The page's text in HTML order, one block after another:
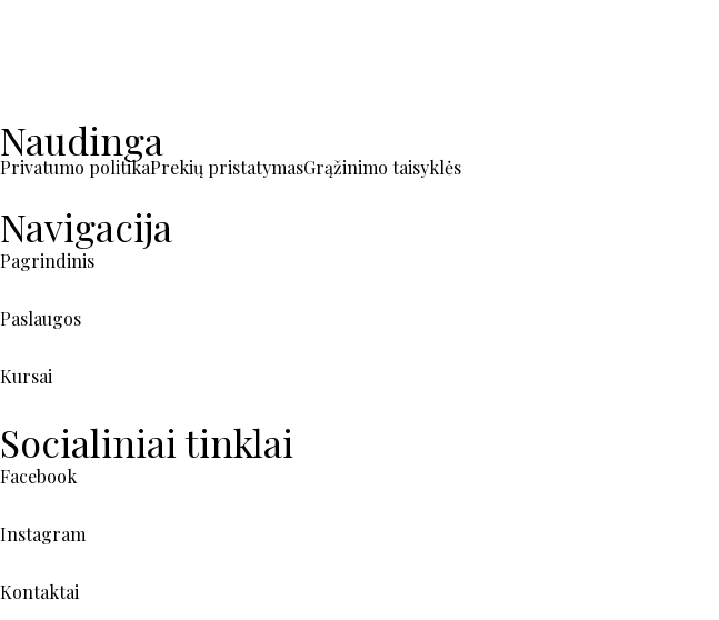
Naudinga
Privatumo politikaPrekių pristatymasGrąžinimo taisyklės
Navigacija
Pagrindinis
Paslaugos
Kursai
Socialiniai tinklai
Facebook
Instagram
Kontaktai